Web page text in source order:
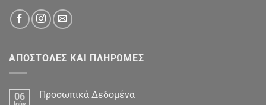
ΑΠΟΣΤΟΛΕΣ ΚΑΙ ΠΛΗΡΩΜΕΣ
06 Προσωπικά Δεδομένα